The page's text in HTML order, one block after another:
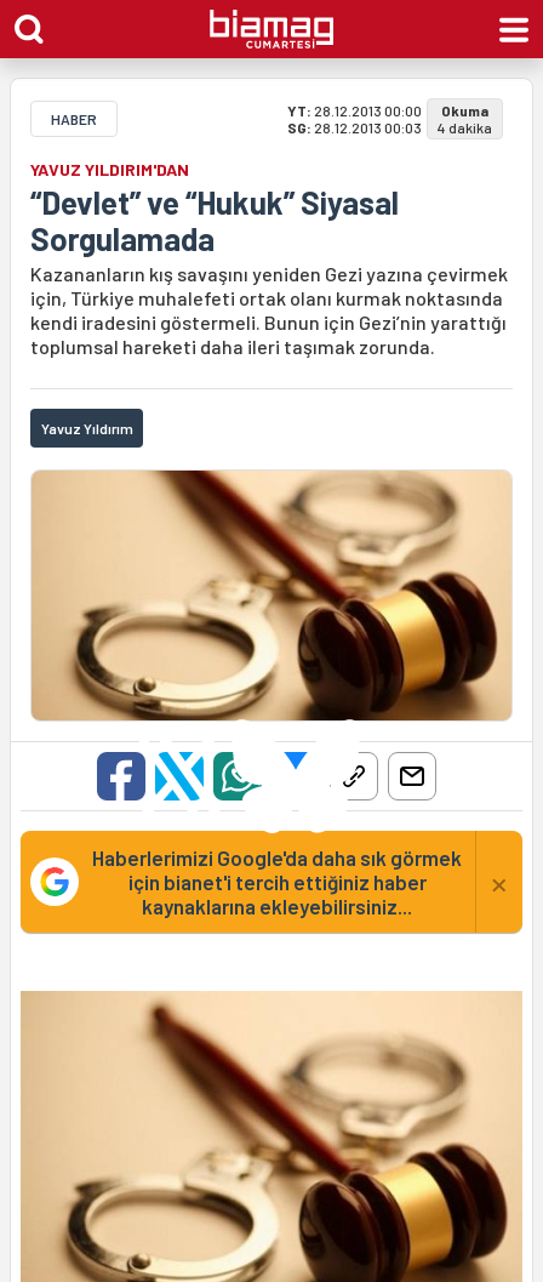
HABER YT: 28.12.2013 00:00
SG: 28.12.2013 00:03
Okuma
4 dakika
YAVUZ YILDIRIM'DAN
“Devlet” ve “Hukuk” Siyasal
Sorgulamada
Kazananların kış savaşını yeniden Gezi yazına çevirmek
için, Türkiye muhalefeti ortak olanı kurmak noktasında
kendi iradesini göstermeli. Bunun için Gezi’nin yarattığı
toplumsal hareketi daha ileri taşımak zorunda.
Yavuz Yıldırım
Haberlerimizi Google'da daha sık görmek
için bianet'i tercih ettiğiniz haber
kaynaklarına ekleyebilirsiniz...
×